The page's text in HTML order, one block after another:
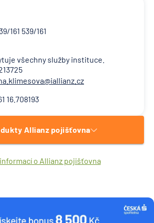
161 539/161
všechny služby instituce.
16.708193
Allianz pojišťovna
o Allianz pojišťovna